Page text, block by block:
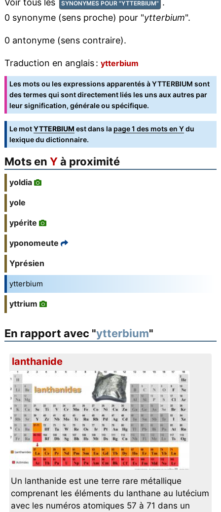
Voir tous les SYNONYMES POUR "YTTERBIUM" .
0 synonyme (sens proche) pour "ytterbium".
0 antonyme (sens contraire).
Traduction en anglais : ytterbium
Les mots ou les expressions apparentés à YTTERBIUM sont
des termes qui sont directement liés les uns aux autres par
leur signification, générale ou spécifique.
Le motYTTERBIUM est dans la page 1 des mots en Ydu
lexique du dictionnaire.
Mots en Yà proximité
yoldia
yole
ypérite
yponomeute
Yprésien
ytterbium
yttrium
En rapport avec "ytterbium"
lanthanide
Un lanthanide est une terre rare métallique
comprenant les éléments du lanthane au lutécium
avec les numéros atomiques 57 à 71 dans un